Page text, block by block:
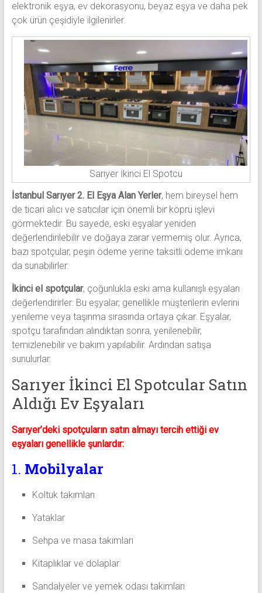
elektronik eşya, ev dekorasyonu, beyaz eşya ve daha pek
çok ürün çeşidiyle ilgilenirler.
Sarıyer İkinci El Spotcu
İstanbul Sarıyer 2. El Eşya Alan Yerler, hem bireysel hem
de ticari alıcı ve satıcılar için önemli bir köprü işlevi
görmektedir. Bu sayede, eski eşyalar yeniden
değerlendirilebilir ve doğaya zarar vermemiş olur. Ayrıca,
bazı spotçular, peşin ödeme yerine taksitli ödeme imkanı
da sunabilirler.
İkinci el spotçular, çoğunlukla eski ama kullanışlı eşyaları
değerlendirirler. Bu eşyalar, genellikle müşterilerin evlerini
yenileme veya taşınma sırasında ortaya çıkar. Eşyalar,
spotçu tarafından alındıktan sonra, yenilenebilir,
temizlenebilir ve bakım yapılabilir. Ardından satışa
sunulurlar.
Sarıyer İkinci El Spotcular Satın
Aldığı Ev Eşyaları
Sarıyer’deki spotçuların satın almayı tercih ettiği ev
eşyaları genellikle şunlardır:
1. Mobilyalar
Koltuk takımları
Yataklar
Sehpa ve masa takımları
Kitaplıklar ve dolaplar
Sandalyeler ve yemek odası takımları